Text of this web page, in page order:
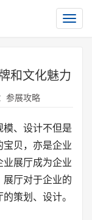
切
和文化魅力
参展攻略
模、设计不但是
宝贝，亦是企业
业展厅成为企业
展厅对于企业的
策划、设计。